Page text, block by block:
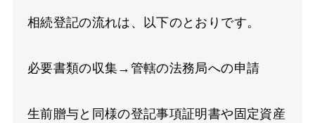
相続登記の流れは、以下のとおりです。
必要書類の収集→管轄の法務局への申請
生前贈与と同様の登記事項証明書や固定資産